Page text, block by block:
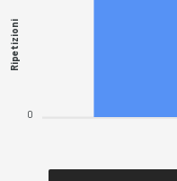
0
Ripetizioni